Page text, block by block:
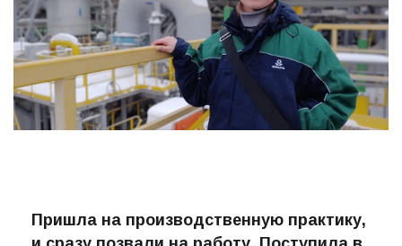
Пришла на производственную практику,